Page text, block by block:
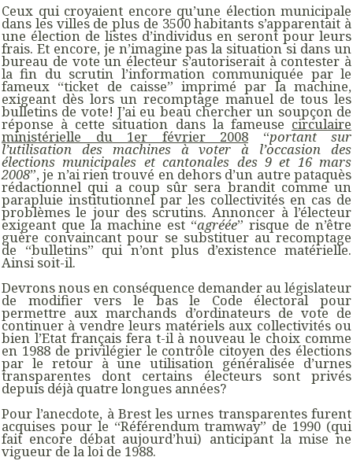
Ceux qui croyaient encore qu’une élection municipale
dans les villes de plus de 3500 habitants s’apparentait à
une élection de listes d’individus en seront pour leurs
frais. Et encore, je n’imagine pas la situation si dans un
bureau de vote un électeur s’autoriserait à contester à
la fin du scrutin l’information communiquée par le
fameux “ticket de caisse” imprimé par la machine,
exigeant dès lors un recomptage manuel de tous les
bulletins de vote! J’ai eu beau chercher un soupçon de
réponse à cette situation dans la fameuse circulaire
ministérielle du 1er février 2008 “portant sur
l’utilisation des machines à voter à l’occasion des
élections municipales et cantonales des 9 et 16 mars
2008”, je n’ai rien trouvé en dehors d’un autre pataquès
rédactionnel qui a coup sûr sera brandit comme un
parapluie institutionnel par les collectivités en cas de
problèmes le jour des scrutins. Annoncer à l’électeur
exigeant que la machine est “agréée” risque de n’être
guère convaincant pour se substituer au recomptage
de “bulletins” qui n’ont plus d’existence matérielle.
Ainsi soit-il.
Devrons nous en conséquence demander au législateur
de modifier vers le bas le Code électoral pour
permettre aux marchands d’ordinateurs de vote de
continuer à vendre leurs matériels aux collectivités ou
bien l’Etat français fera t-il à nouveau le choix comme
en 1988 de privilégier le contrôle citoyen des élections
par le retour à une utilisation généralisée d’urnes
transparentes dont certains électeurs sont privés
depuis déjà quatre longues années?
Pour l’anecdote, à Brest les urnes transparentes furent
acquises pour le “Référendum tramway” de 1990 (qui
fait encore débat aujourd’hui) anticipant la mise ne
vigueur de la loi de 1988.